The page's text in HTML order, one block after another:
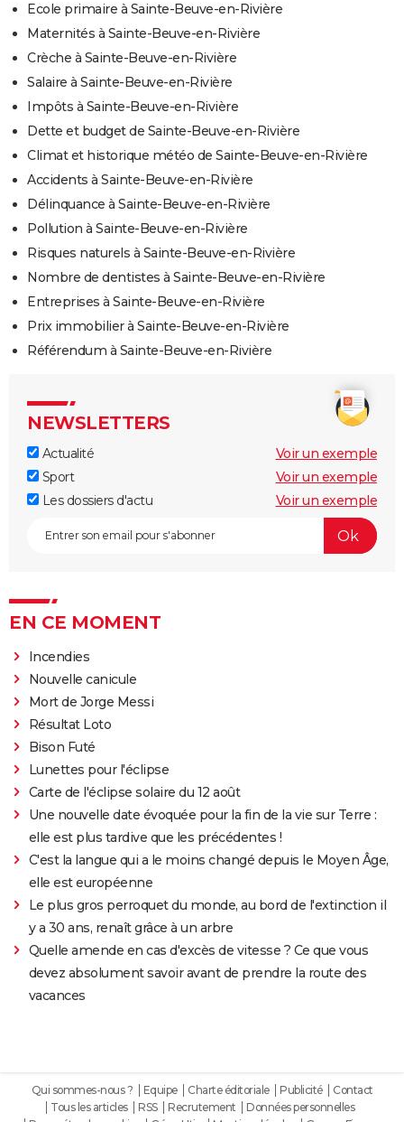
Ecole primaire à Sainte-Beuve-en-Rivière
Maternités à Sainte-Beuve-en-Rivière
Crèche à Sainte-Beuve-en-Rivière
Salaire à Sainte-Beuve-en-Rivière
Impôts à Sainte-Beuve-en-Rivière
Dette et budget de Sainte-Beuve-en-Rivière
Climat et historique météo de Sainte-Beuve-en-Rivière
Accidents à Sainte-Beuve-en-Rivière
Délinquance à Sainte-Beuve-en-Rivière
Pollution à Sainte-Beuve-en-Rivière
Risques naturels à Sainte-Beuve-en-Rivière
Nombre de dentistes à Sainte-Beuve-en-Rivière
Entreprises à Sainte-Beuve-en-Rivière
Prix immobilier à Sainte-Beuve-en-Rivière
Référendum à Sainte-Beuve-en-Rivière
NEWSLETTERS
Actualité
Voir un exemple
Sport
Voir un exemple
Les dossiers d'actu
Voir un exemple
EN CE MOMENT
Incendies
Nouvelle canicule
Mort de Jorge Messi
Résultat Loto
Bison Futé
Lunettes pour l'éclipse
Carte de l'éclipse solaire du 12 août
Une nouvelle date évoquée pour la fin de la vie sur Terre :
elle est plus tardive que les précédentes !
C'est la langue qui a le moins changé depuis le Moyen Âge,
elle est européenne
Le plus gros perroquet du monde, au bord de l'extinction il
y a 30 ans, renaît grâce à un arbre
Quelle amende en cas d'excès de vitesse ? Ce que vous
devez absolument savoir avant de prendre la route des
vacances
Qui sommes-nous ? Equipe Charte éditoriale Publicité
Contact
Tous les articles
RSS Recrutement
Données personnelles